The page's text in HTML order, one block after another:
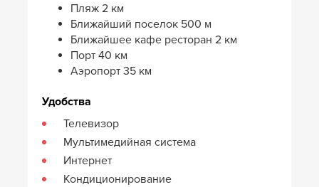
Пляж 2 км
Ближайший поселок 500 м
Ближайшее кафе ресторан 2 км
Порт 40 км
Аэропорт 35 км
Удобства
Телевизор
Мультимедийная система
Интернет
Кондиционирование